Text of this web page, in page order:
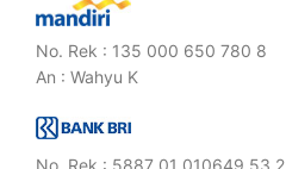
No. Rek : 135 000 650 780 8
An : Wahyu K
No. Rek : 5887 01 010649 53 2